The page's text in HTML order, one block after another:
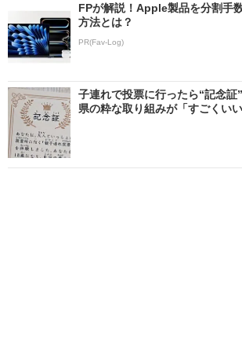
FPが解説！Apple製品を分割手
方法とは？
PR(Fav-Log)
子連れで投票に行ったら“記念
県の粋な取り組みが「すごくい